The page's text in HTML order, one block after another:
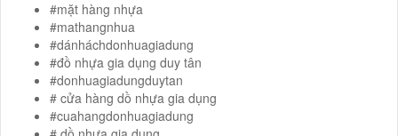
#mặt hàng nhựa
#mathangnhua
#dánháchdonhuagiadung
#đồ nhựa gia dụng duy tân
#donhuagiadungduytan
# cửa hàng dồ nhựa gia dụng
#cuahangdonhuagiadung